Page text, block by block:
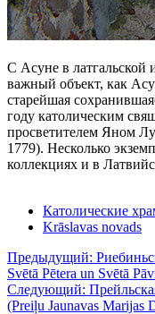
С Асуне в латгальской
важный объект, как
старейшая
году католическим
просветителем Яном
1779). Несколько
коллекциях и в
Католические
Krāslavas novads
Предыдущий:
Svētā Pētera un Svētā
Следующий:
(Preiļu Jaunavas Marijas